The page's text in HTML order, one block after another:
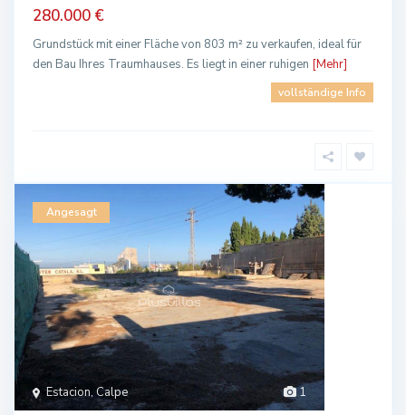
280.000 €
Grundstück mit einer Fläche von 803 m² zu verkaufen, ideal für
den Bau Ihres Traumhauses. Es liegt in einer ruhigen [Mehr]
vollständige Info
1
Estacion, Calpe
Angesagt